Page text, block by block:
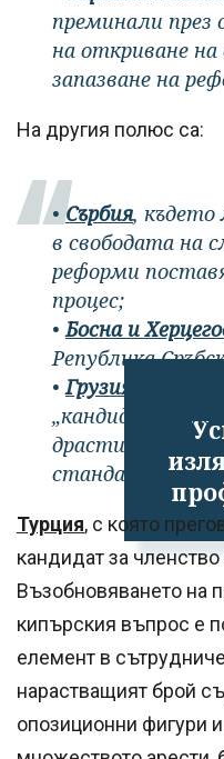
преминали през
на откриване на
запазване на
На другия полюс са:
• Сърбия, където
в свободата на
реформи
процес;
• Босна и
Република
•Грузия
, която
„кандидат само
драстичен срив
стандарти;
Турция, с която
кандидат за
Възобновяването на
кипърския въпрос е
елемент в
нарастващият брой
опозиционни фигури и